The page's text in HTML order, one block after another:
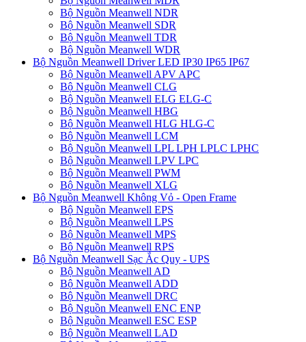
Bộ Nguồn Meanwell NDR
Bộ Nguồn Meanwell SDR
Bộ Nguồn Meanwell TDR
Bộ Nguồn Meanwell WDR
Bộ Nguồn Meanwell Driver LED IP30 IP65 IP67
Bộ Nguồn Meanwell APV APC
Bộ Nguồn Meanwell CLG
Bộ Nguồn Meanwell ELG ELG-C
Bộ Nguồn Meanwell HBG
Bộ Nguồn Meanwell HLG HLG-C
Bộ Nguồn Meanwell LCM
Bộ Nguồn Meanwell LPL LPH LPLC LPHC
Bộ Nguồn Meanwell LPV LPC
Bộ Nguồn Meanwell PWM
Bộ Nguồn Meanwell XLG
Bộ Nguồn Meanwell Không Vỏ - Open Frame
Bộ Nguồn Meanwell EPS
Bộ Nguồn Meanwell LPS
Bộ Nguồn Meanwell MPS
Bộ Nguồn Meanwell RPS
Bộ Nguồn Meanwell Sạc Ắc Quy - UPS
Bộ Nguồn Meanwell AD
Bộ Nguồn Meanwell ADD
Bộ Nguồn Meanwell DRC
Bộ Nguồn Meanwell ENC ENP
Bộ Nguồn Meanwell ESC ESP
Bộ Nguồn Meanwell LAD